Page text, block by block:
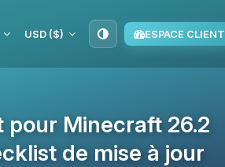
USD ($) ESPACE CLIENT
pour Minecraft 26.2
de mise à jour